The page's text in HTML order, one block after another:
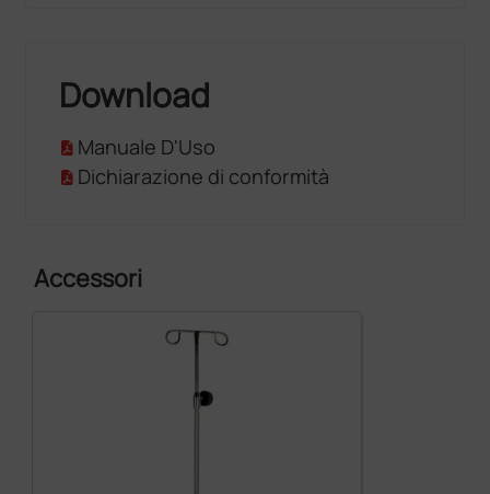
Download
Manuale D'Uso
Dichiarazione di conformità
Accessori